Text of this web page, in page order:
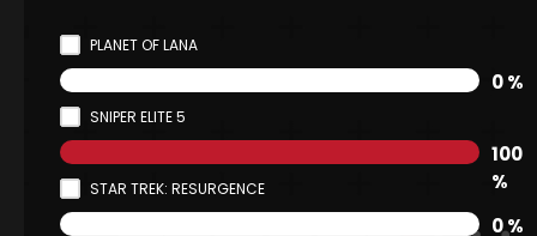
PLANET OF LANA
0 %
SNIPER ELITE 5
100
%
STAR TREK: RESURGENCE
0 %